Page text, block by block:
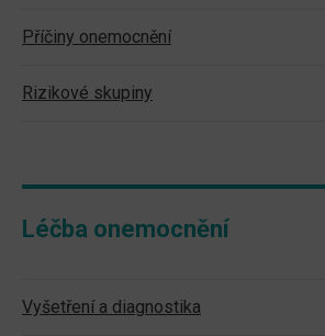
Příčiny onemocnění
Rizikové skupiny
Léčba onemocnění
Vyšetření a diagnostika